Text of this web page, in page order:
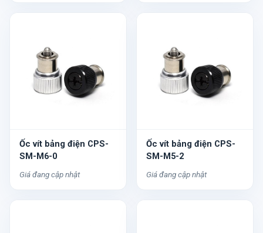
Ốc vít bảng điện CPS-
SM-M6-0
Giá đang cập nhật
Ốc vít bảng điện CPS-
SM-M5-2
Giá đang cập nhật